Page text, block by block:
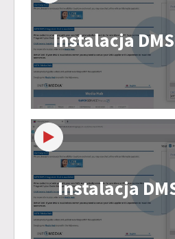
Instalacja
Instalacja